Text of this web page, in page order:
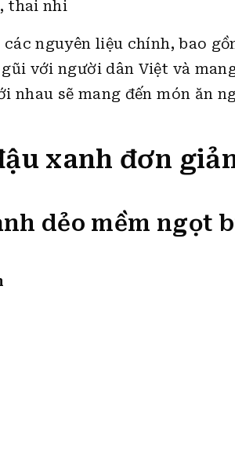
thai nhi
nguyên liệu chính, bao
với người dân Việt và
nhau sẽ mang đến món ăn
xanh đơn
dẻo mềm ngọt